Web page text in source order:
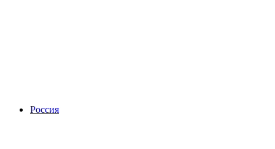
Россия